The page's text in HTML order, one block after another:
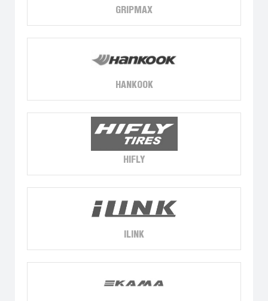
GRIPMAX
HANKOOK
HIFLY
ILINK